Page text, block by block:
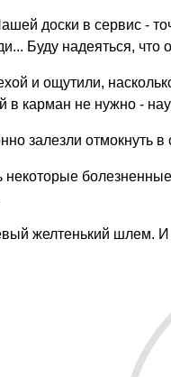
доски в сервис -
Буду надеяться,
и ощутили,
в карман не нужно -
залезли отмокнуть в
некоторые
желтенький шлем.